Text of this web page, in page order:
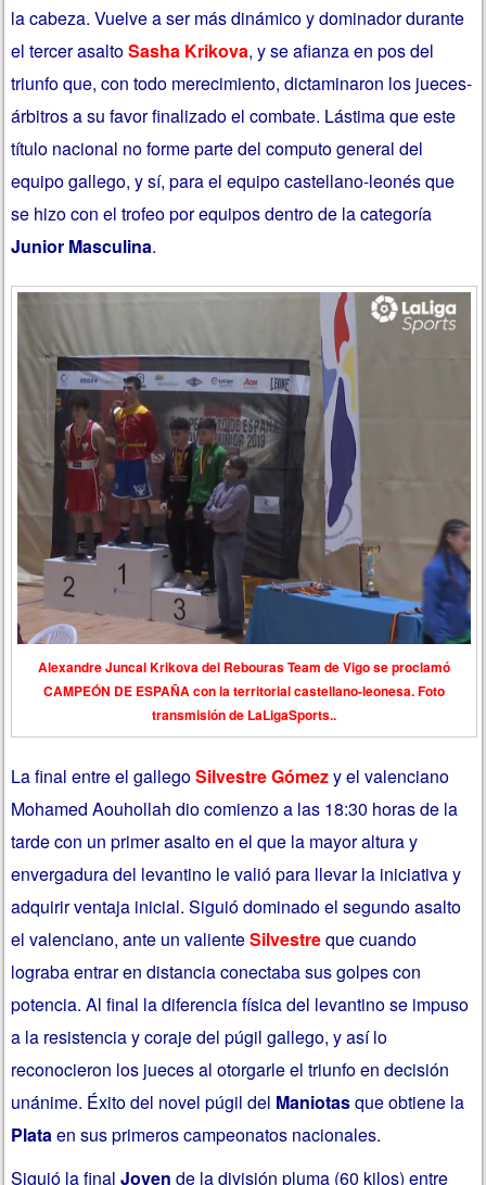
la cabeza. Vuelve a ser más dinámico y dominador durante
el tercer asaltoSasha Krikova, y se afianza en pos del
triunfo que, con todo merecimiento, dictaminaron los jueces-
árbitros a su favor finalizado el combate. Lástima que este
título nacional no forme parte del computo general del
equipo gallego, y sí, para el equipo castellano-leonés que
se hizo con el trofeo por equipos dentro de la categoría
Junior Masculina.
Alexandre Juncal Krikova del Rebouras Team de Vigo se proclamó
CAMPEÓN DE ESPAÑA con la territorial castellano-leonesa. Foto
transmisión de LaLigaSports..
La final entre el gallegoSilvestre Gómezy el valenciano
Mohamed Aouhollah dio comienzo a las 18:30 horas de la
tarde con un primer asalto en el que la mayor altura y
envergadura del levantino le valió para llevar la iniciativa y
adquirir ventaja inicial. Siguió dominado el segundo asalto
el valenciano, ante un valienteSilvestreque cuando
lograba entrar en distancia conectaba sus golpes con
potencia. Al final la diferencia física del levantino se impuso
a la resistencia y coraje del púgil gallego, y así lo
reconocieron los jueces al otorgarle el triunfo en decisión
unánime. Éxito del novel púgil del Maniotasque obtiene la
Plataen sus primeros campeonatos nacionales.
Siguió la final Joven de la división pluma (60 kilos) entre